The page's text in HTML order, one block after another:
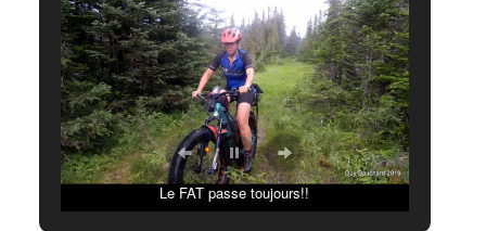
Le FAT passe toujours!!